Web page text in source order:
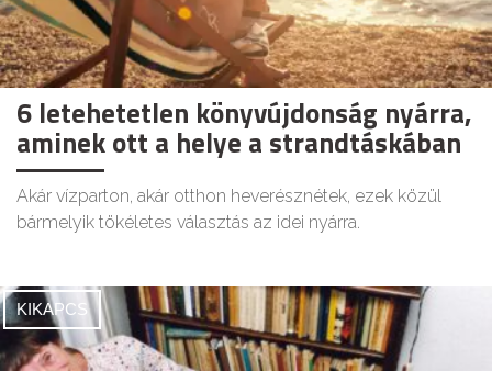
6 letehetetlen könyvújdonság nyárra,
aminek ott a helye a strandtáskában
Akár vízparton, akár otthon heverésznétek, ezek közül
bármelyik tökéletes választás az idei nyárra.
KIKAPCS